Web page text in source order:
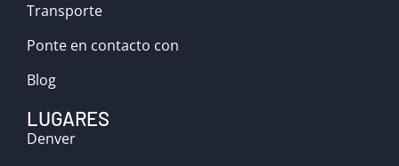
Transporte
Ponte en contacto con
Blog
LUGARES
Denver